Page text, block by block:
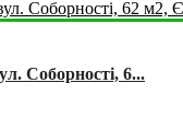
Соборності, 6...